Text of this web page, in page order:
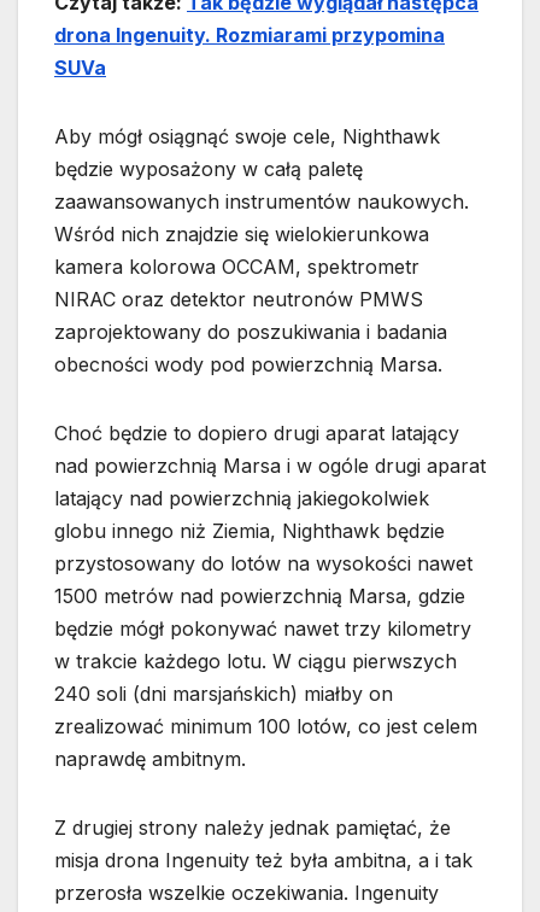
drona Ingenuity. Rozmiarami przypomina
SUVa
Aby mógł osiągnąć swoje cele, Nighthawk
będzie wyposażony w całą paletę
zaawansowanych instrumentów naukowych.
Wśród nich znajdzie się wielokierunkowa
kamera kolorowa OCCAM, spektrometr
NIRAC oraz detektor neutronów PMWS
zaprojektowany do poszukiwania i badania
obecności wody pod powierzchnią Marsa.
Choć będzie to dopiero drugi aparat latający
nad powierzchnią Marsa i w ogóle drugi aparat
latający nad powierzchnią jakiegokolwiek
globu innego niż Ziemia, Nighthawk będzie
przystosowany do lotów na wysokości nawet
1500 metrów nad powierzchnią Marsa, gdzie
będzie mógł pokonywać nawet trzy kilometry
w trakcie każdego lotu. W ciągu pierwszych
240 soli (dni marsjańskich) miałby on
zrealizować minimum 100 lotów, co jest celem
naprawdę ambitnym.
Z drugiej strony należy jednak pamiętać, że
misja drona Ingenuity też była ambitna, a i tak
przerosła wszelkie oczekiwania. Ingenuity